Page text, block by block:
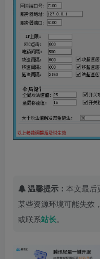
温馨提示： 本文最后
某些资源环境可能失效
或联系站长。